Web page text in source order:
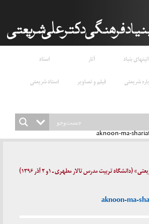
بنیاد آثار
اسناد
شریعتی فیلم و تصاویر
استاد شریعتی
تربیت مدرس تالار مطهری ـ ۱و ۲ آذر ۱۳۹۶)
aknoon-ma-
aknoon-ma-